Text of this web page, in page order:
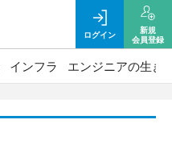
ログイン
新規
会員登録
インフラ エンジニアの生き